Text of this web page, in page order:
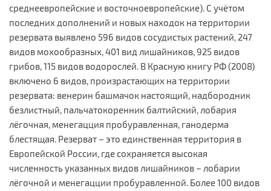
среднеевропейские и восточноевропейские). С учётом
последних дополнений и новых находок на территории
резервата выявлено 596 видов сосудистых растений, 247
видов мохообразных, 401 вид лишайников, 925 видов
грибов, 115 видов водорослей. В Красную книгу РФ (2008)
включено 6 видов, произрастающих на территории
резервата: венерин башмачок настоящий, надбородник
безлистный, пальчатокоренник балтийский, лобария
лёгочная, менегацция пробуравленная, ганодерма
блестящая. Резерват – это единственная территория в
Европейской России, где сохраняется высокая
численность указанных видов лишайников – лобарии
лёгочной и менегацции пробуравленной. Более 100 видов